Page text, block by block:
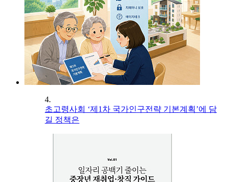
4.
초고령사회 ‘제1차 국가인구전략 기본계획’에 담
길 정책은